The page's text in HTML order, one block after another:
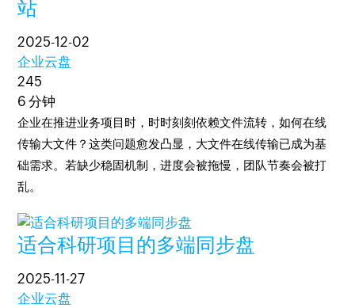
站
2025-12-02
企业云盘
245
6 分钟
企业在推进业务项目时，时时刻刻依赖文件流转，如何在线
传输大文件？这类问题愈发凸显，大文件在线传输已成为基
础需求。若缺少稳固机制，进度会被拖慢，团队节奏会被打
乱。
适合科研项目的多端同步盘
2025-11-27
企业云盘